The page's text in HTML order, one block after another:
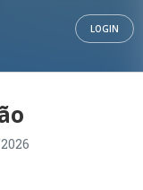
LOGIN